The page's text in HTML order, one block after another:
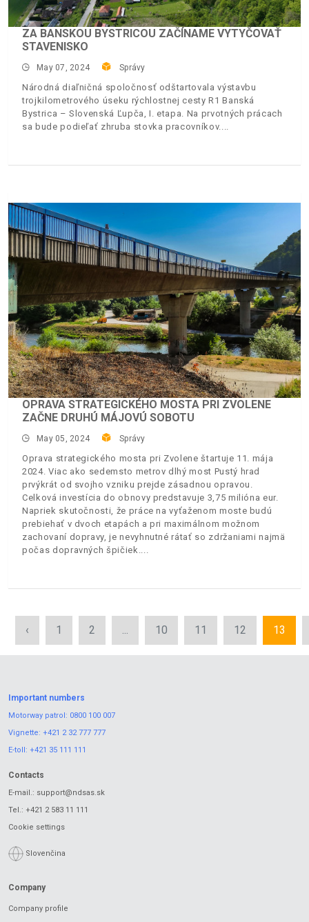
ZA BANSKOU BYSTRICOU ZAČÍNAME VYTYČOVAŤ
STAVENISKO
May 07, 2024 Správy
Národná diaľničná spoločnosť odštartovala výstavbu
trojkilometrového úseku rýchlostnej cesty R1 Banská
Bystrica – Slovenská Ľupča, I. etapa. Na prvotných prácach
sa bude podieľať zhruba stovka pracovníkov.
OPRAVA STRATEGICKÉHO MOSTA PRI ZVOLENE
ZAČNE DRUHÚ MÁJOVÚ SOBOTU
May 05, 2024 Správy
Oprava strategického mosta pri Zvolene štartuje 11. mája
2024. Viac ako sedemsto metrov dlhý most Pustý hrad
prvýkrát od svojho vzniku prejde zásadnou opravou.
Celková investícia do obnovy predstavuje 3,75 milióna eur.
Napriek skutočnosti, že práce na vyťaženom moste budú
prebiehať v dvoch etapách a pri maximálnom možnom
zachovaní dopravy, je nevyhnutné rátať so zdržaniami najmä
počas dopravných špičiek.
‹ 1 2 ... 10 11 12 13
Important numbers
Motorway patrol: 0800 100 007
Vignette: +421 2 32 777 777
E-toll: +421 35 111 111
Contacts
E-mail.: support@ndsas.sk
Tel.: +421 2 583 11 111
Cookie settings
Slovenčina
Company
Company profile